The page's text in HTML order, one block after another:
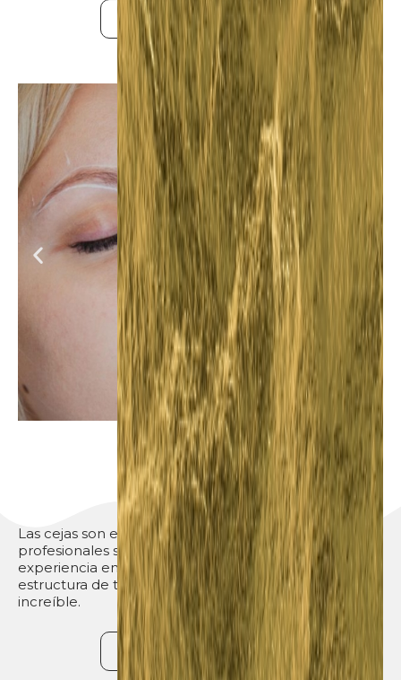
¡Quiero una cita!
CERA DE CEJAS
Las cejas son el marco de tu rostro y nuestros
profesionales son expertos en darte la mejor
experiencia en depilación y diseño específico para la
estructura de tu rostro, garantizando un look
increíble.
¡Quiero una cita!